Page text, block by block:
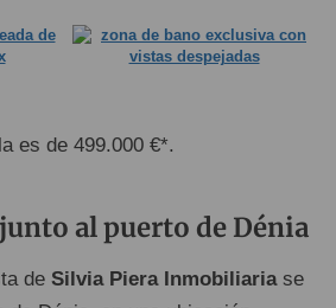
es de 499.000 €*.
al puerto de Dénia
de Silvia Piera Inmobiliariase